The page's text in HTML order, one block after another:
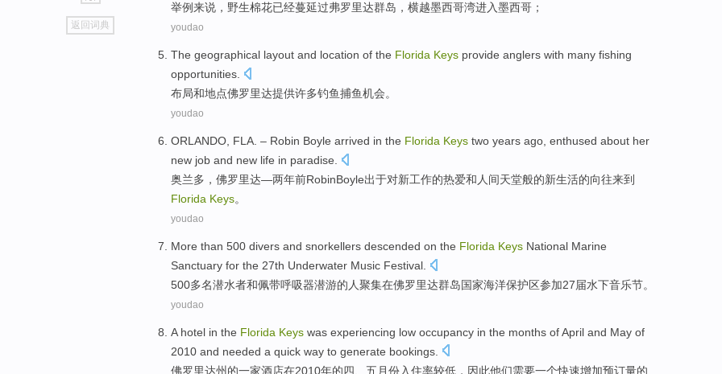
go
top
返回词典
举例来说， 野生棉花已经蔓延过弗罗里达群岛 ， 横越墨西哥湾进入墨西哥；
youdao
The geographical layout and location of the Florida Keys provide anglers with many fishing
opportunities
布局和地点佛罗里达提供许多钓鱼捕鱼机会。
youdao
ORLANDO FLA . – Robin Boyle arrived in the Florida Keys two years ago enthused about her
new job and new life in paradise
奥兰多 ， 佛罗里达—两年前RobinBoyle出于对新工作的热爱和 人间天堂般的新生活的向往来到
Florida Keys。
youdao
More than 500 divers and snorkellers descended on the Florida Keys National Marine
Sanctuary for the 27th Underwater Music Festival
500多名潜水者和佩带呼吸器潜游的人聚集在佛罗里达群岛国家海洋保护区参加27届水下音乐节。
youdao
A hotel in the Florida Keys was experiencing low occupancy in the months of April and May of
2010 and needed a quick way to generate bookings.
佛罗里达州的一家酒店在2010年的四、五月份入住率较低 ，因此他们需要一个快速增加预订量的